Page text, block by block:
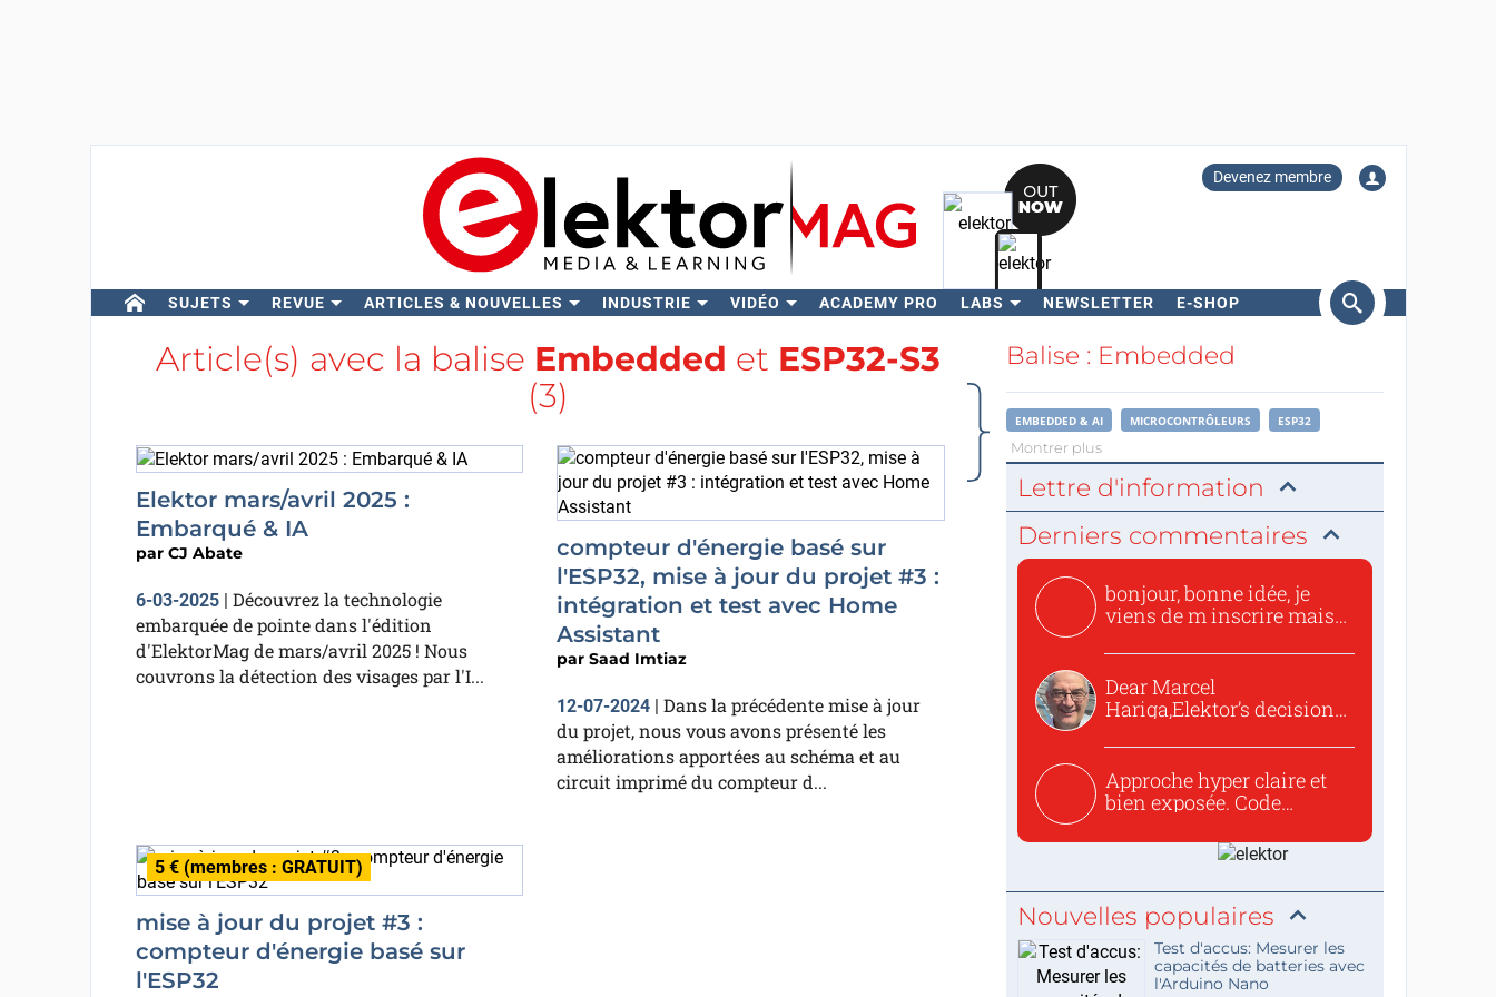
Devenez membre
SUJETS REVUE ARTICLES & NOUVELLES INDUSTRIE VIDÉO ACADEMY PRO LABS NEWSLETTER E-SHOP
Rechercher
Article(s) avec la balise Embedded et ESP32-S3
(3)
Elektor mars/avril 2025 :
Embarqué & IA
par CJ Abate
6-03-2025| Découvrez la technologie
embarquée de pointe dans l'édition
d'ElektorMag de mars/avril 2025 ! Nous
couvrons la détection des visages par l'I...
compteur d'énergie basé sur
l'ESP32, mise à jour du projet #3 :
intégration et test avec Home
Assistant
par Saad Imtiaz
12-07-2024 | Dans la précédente mise à jour
du projet, nous vous avons présenté les
améliorations apportées au schéma et au
circuit imprimé du compteur d...
5 € (membres : GRATUIT)
mise à jour du projet #3 :
compteur d'énergie basé sur
l'ESP32
Balise : Embedded
EMBEDDED & AI MICROCONTRÔLEURS ESP32
Montrer plus
Lettre d'information
Derniers commentaires
bonjour, bonne idée, je
viens de m inscrire mais
Dear Marcel
Hariga,Elektor’s decision
Approche hyper claire et
bien exposée. Code
Nouvelles populaires
Test d'accus: Mesurer les
capacités de batteries avec
l'Arduino Nano